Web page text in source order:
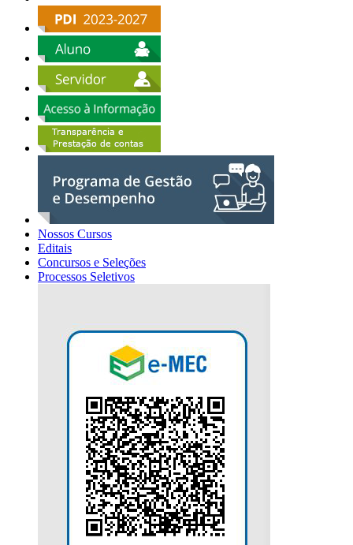
Nossos Cursos
Editais
Concursos e Seleções
Processos Seletivos